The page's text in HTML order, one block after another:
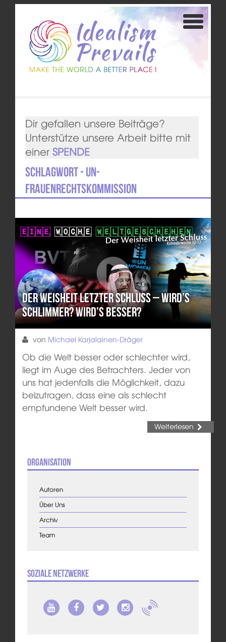
Dir gefallen unsere Beiträge?
Unterstütze unsere Arbeit bitte mit
einer SPENDE
Schlagwort - UN-
Frauenrechtskommission
Der Weisheit letzter Schluss – Wird’s
schlimmer? Wird’s besser?
von Michael Karjalainen-Dräger
Ob die Welt besser oder schlechter wird,
liegt im Auge des Betrachters. Jeder von
uns hat jedenfalls die Möglichkeit, dazu
beizutragen, dass eine als schlecht
empfundene Welt besser wird.
Weiterlesen
Organisation
Autoren
Über Uns
Archiv
Team
Soziale Netzwerke